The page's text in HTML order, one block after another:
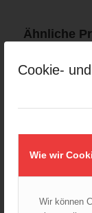
Cookie-
Wie wir
Wir können
Ähnliche